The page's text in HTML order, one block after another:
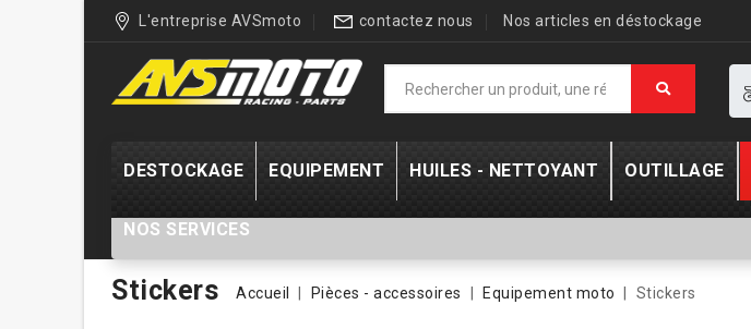
L'entreprise AVSmoto contactez nous Nos articles en déstockage
DESTOCKAGE EQUIPEMENT HUILES - NETTOYANT OUTILLAGE
NOS SERVICES
Stickers Accueil Pièces - accessoires Equipement moto Stickers